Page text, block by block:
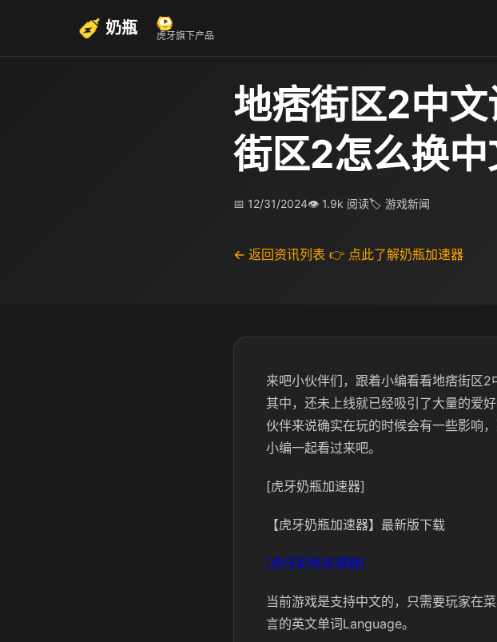
奶瓶 虎牙旗下产品
地痞街区2中
街区2怎么换中
📅 12/31/2024👁 1.9k 阅读🏷 游戏新闻
← 返回资讯列表 👉 点此了解奶瓶加速器
来吧小伙伴们，跟着小编看看地痞街区
其中，还未上线就已经吸引了大量的爱
伙伴来说确实在玩的时候会有一些影响
小编一起看过来吧。
[虎牙奶瓶加速器]
【虎牙奶瓶加速器】最新版下载
[虎牙奶瓶加速器]
当前游戏是支持中文的，只需要玩家在
言的英文单词Language。